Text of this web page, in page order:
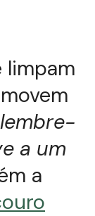
limpam
a um
a